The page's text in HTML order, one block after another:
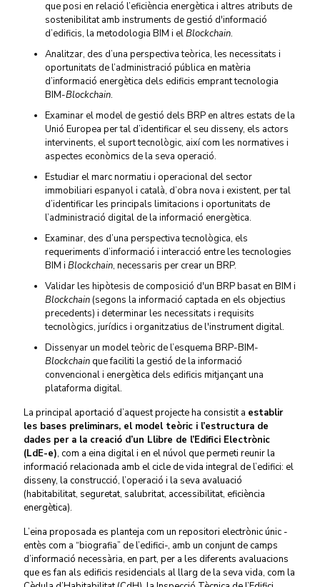
que posi en relació l’eficiència energètica i altres atributs de
sostenibilitat amb instruments de gestió d'informació
d’edificis, la metodologia BIM i elBlockchain.
Analitzar, des d’una perspectiva teòrica, les necessitats i
oportunitats de l’administració pública en matèria
d’informació energètica dels edificis emprant tecnologia
BIM-Blockchain.
Examinar el model de gestió dels BRP en altres estats de la
Unió Europea per tal d’identificar el seu disseny, els actors
intervinents, el suport tecnològic, així com les normatives i
aspectes econòmics de la seva operació.
Estudiar el marc normatiu i operacional del sector
immobiliari espanyol i català, d’obra nova i existent, per tal
d’identificar les principals limitacions i oportunitats de
l’administració digital de la informació energètica.
Examinar, des d’una perspectiva tecnològica, els
requeriments d’informació i interacció entre les tecnologies
BIM i Blockchain, necessaris per crear un BRP.
Validar les hipòtesis de composició d'un BRP basat en BIM i
Blockchain(segons la informació captada en els objectius
precedents) i determinar les necessitats i requisits
tecnològics, jurídics i organitzatius de l'instrument digital.
Dissenyar un model teòric de l’esquema BRP-BIM-
Blockchainque faciliti la gestió de la informació
convencional i energètica dels edificis mitjançant una
plataforma digital.
La principal aportació d’aquest projecte ha consistit a establir
les bases preliminars, el model teòric i l’estructura de
dades per a la creació d’un Llibre de l’Edifici Electrònic
(LdE-e), com a eina digital i en el núvol que permeti reunir la
informació relacionada amb el cicle de vida integral de l’edifici: el
disseny, la construcció, l’operació i la seva avaluació
(habitabilitat, seguretat, salubritat, accessibilitat, eficiència
energètica).
L’eina proposada es planteja com un repositori electrònic únic -
entès com a “biografia” de l’edifici-, amb un conjunt de camps
d’informació necessària, en part, per a les diferents avaluacions
que es fan als edificis residencials al llarg de la seva vida, com la